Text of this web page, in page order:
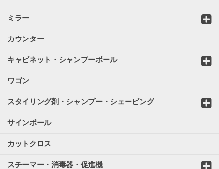
ミラー
カウンター
キャビネット・シャンプーボール
ワゴン
スタイリング剤・シャンプー・シェービング
サインポール
カットクロス
スチーマー・消毒器・促進機